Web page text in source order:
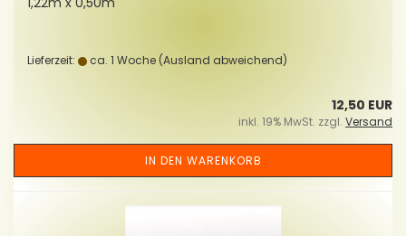
Lieferzeit: ca. 1 Woche (Ausland abweichend)
12,50 EUR
inkl. 19% MwSt. zzgl. Versand
IN DEN WARENKORB